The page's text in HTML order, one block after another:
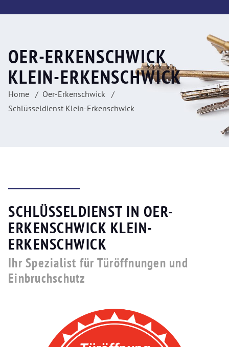
OER-ERKENSCHWICK
KLEIN-ERKENSCHWICK
Home
Oer-Erkenschwick
Schlüsseldienst Klein-Erkenschwick
SCHLÜSSELDIENST IN OER-
ERKENSCHWICK KLEIN-
ERKENSCHWICK
Ihr Spezialist für Türöffnungen und
Einbruchschutz